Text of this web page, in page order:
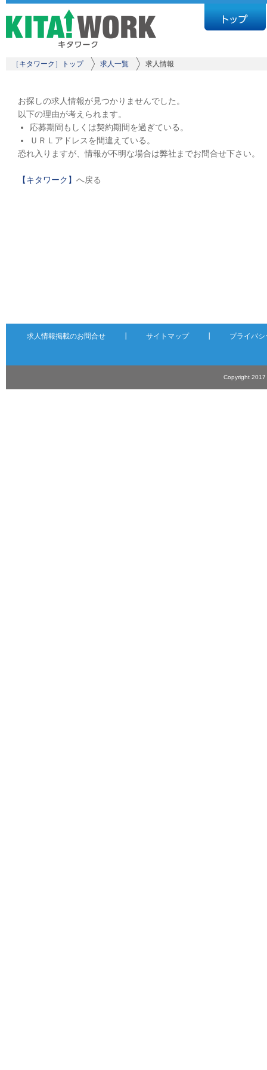
［キタワーク］トップ 求人一覧 求人情報
お探しの求人情報が見つかりませんでした。
以下の理由が考えられます。
応募期間もしくは契約期間を過ぎている。
ＵＲＬアドレスを間違えている。
恐れ入りますが、情報が不明な場合は弊社までお問合せ下さい。
【キタワーク】 へ戻る
求人情報掲載のお問合せ サイトマップ プライバ
Copyright